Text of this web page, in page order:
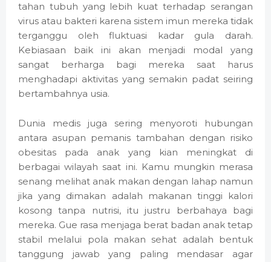
tahan tubuh yang lebih kuat terhadap serangan
virus atau bakteri karena sistem imun mereka tidak
terganggu oleh fluktuasi kadar gula darah.
Kebiasaan baik ini akan menjadi modal yang
sangat berharga bagi mereka saat harus
menghadapi aktivitas yang semakin padat seiring
bertambahnya usia.
Dunia medis juga sering menyoroti hubungan
antara asupan pemanis tambahan dengan risiko
obesitas pada anak yang kian meningkat di
berbagai wilayah saat ini. Kamu mungkin merasa
senang melihat anak makan dengan lahap namun
jika yang dimakan adalah makanan tinggi kalori
kosong tanpa nutrisi, itu justru berbahaya bagi
mereka. Gue rasa menjaga berat badan anak tetap
stabil melalui pola makan sehat adalah bentuk
tanggung jawab yang paling mendasar agar